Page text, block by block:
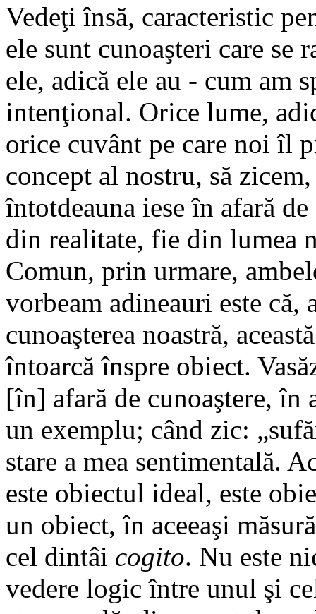
Vedeţi însă, caracteristic
ele sunt cunoaşteri care se
ele, adică ele au - cum am
intenţional. Orice lume,
orice cuvânt pe care noi îl
concept al nostru, să
întotdeauna iese în afară
din realitate, fie din lumea
Comun, prin urmare,
vorbeam adineauri este că,
cunoaşterea noastră,
întoarcă înspre obiect.
[în] afară de cunoaştere, în
un exemplu; când zic:
stare a mea sentimentală.
este obiectul ideal, este
un obiect, în aceeaşi
cel dintâi cogito. Nu este
vedere logic între unul şi